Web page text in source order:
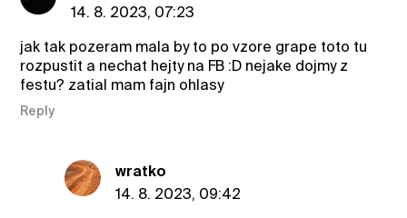
14. 8. 2023, 07:23
jak tak pozeram mala by to po vzore grape toto tu
rozpustit a nechat hejty na FB :D nejake dojmy z
festu? zatial mam fajn ohlasy
Reply
wratko
14. 8. 2023, 09:42